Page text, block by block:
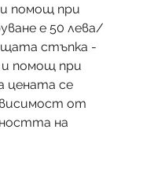
помощ при
е 50 лева/
стъпка -
помощ при
цената се
от
на